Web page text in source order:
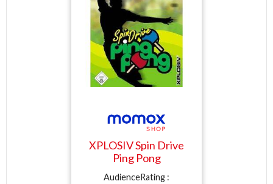
XPLOSIV Spin Drive
Ping Pong
AudienceRating :